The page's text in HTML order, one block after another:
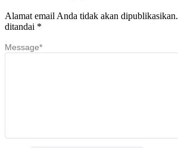
Alamat email Anda tidak akan dipublikasikan.
ditandai *
Message*